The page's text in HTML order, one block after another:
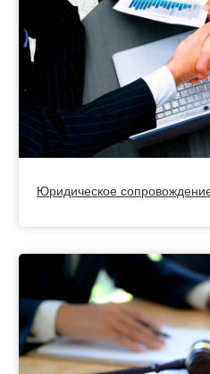
Юридическое